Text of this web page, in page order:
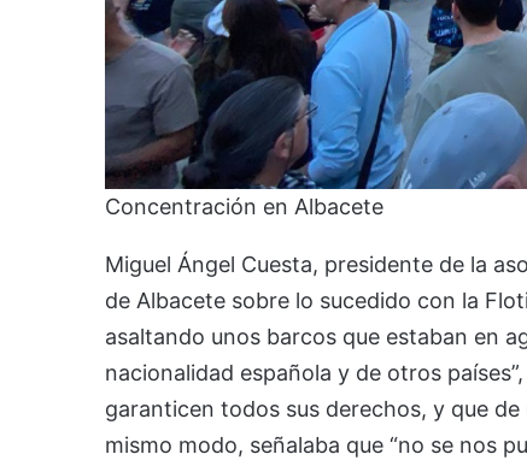
Concentración en Albacete
Miguel Ángel Cuesta, presidente de la
de Albacete sobre lo sucedido con la
asaltando unos barcos que estaban en
nacionalidad española y de otros
garanticen todos sus derechos, y que
mismo modo, señalaba que “no se nos